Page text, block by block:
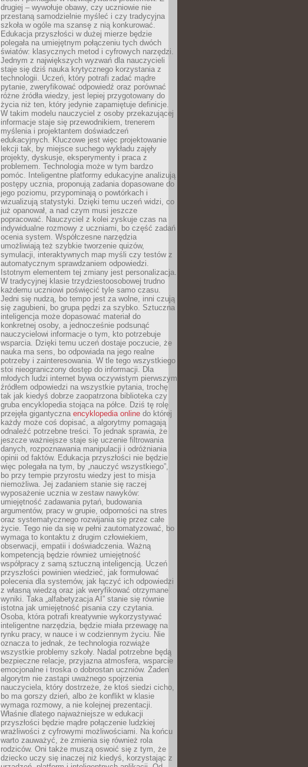
drugiej – wywołuje obawy, czy uczniowie nie
przestaną samodzielnie myśleć i czy tradycyjna
szkoła w ogóle ma szansę z nią konkurować.
Edukacja przyszłości w dużej mierze będzie
polegała na umiejętnym połączeniu tych dwóch
światów: klasycznych metod i cyfrowych narzędzi.
Jednym z największych wyzwań dla nauczycieli
staje się dziś nauka krytycznego korzystania z
technologii. Uczeń, który potrafi zadać mądre
pytanie, zweryfikować odpowiedź oraz porównać
różne źródła wiedzy, jest lepiej przygotowany do
życia niż ten, który jedynie zapamiętuje definicje.
W takim modelu nauczyciel z osoby przekazującej
informacje staje się przewodnikiem, trenerem
myślenia i projektantem doświadczeń
edukacyjnych. Kluczowe jest więc projektowanie
lekcji tak, by miejsce suchego wykładu zajęły
projekty, dyskusje, eksperymenty i praca z
problemem. Technologia może w tym bardzo
pomóc. Inteligentne platformy edukacyjne analizują
postępy ucznia, proponują zadania dopasowane do
jego poziomu, przypominają o powtórkach i
wizualizują statystyki. Dzięki temu uczeń widzi, co
już opanował, a nad czym musi jeszcze
popracować. Nauczyciel z kolei zyskuje czas na
indywidualne rozmowy z uczniami, bo część zadań
ocenia system. Współczesne narzędzia
umożliwiają też szybkie tworzenie quizów,
symulacji, interaktywnych map myśli czy testów z
automatycznym sprawdzaniem odpowiedzi.
Istotnym elementem tej zmiany jest personalizacja.
W tradycyjnej klasie trzydziestoosobowej trudno
każdemu uczniowi poświęcić tyle samo czasu.
Jedni się nudzą, bo tempo jest za wolne, inni czują
się zagubieni, bo grupa pędzi za szybko. Sztuczna
inteligencja może dopasować materiał do
konkretnej osoby, a jednocześnie podsunąć
nauczycielowi informacje o tym, kto potrzebuje
wsparcia. Dzięki temu uczeń dostaje poczucie, że
nauka ma sens, bo odpowiada na jego realne
potrzeby i zainteresowania. W tle tego wszystkiego
stoi nieograniczony dostęp do informacji. Dla
młodych ludzi internet bywa oczywistym pierwszym
źródłem odpowiedzi na wszystkie pytania, trochę
tak jak kiedyś dobrze zaopatrzona biblioteka czy
gruba encyklopedia stojąca na półce. Dziś tę rolę
przejęła gigantyczna encyklopedia online do której
każdy może coś dopisać, a algorytmy pomagają
odnaleźć potrzebne treści. To jednak sprawia, że
jeszcze ważniejsze staje się uczenie filtrowania
danych, rozpoznawania manipulacji i odróżniania
opinii od faktów. Edukacja przyszłości nie będzie
więc polegała na tym, by „nauczyć wszystkiego”,
bo przy tempie przyrostu wiedzy jest to misja
niemożliwa. Jej zadaniem stanie się raczej
wyposażenie ucznia w zestaw nawyków:
umiejętność zadawania pytań, budowania
argumentów, pracy w grupie, odporności na stres
oraz systematycznego rozwijania się przez całe
życie. Tego nie da się w pełni zautomatyzować, bo
wymaga to kontaktu z drugim człowiekiem,
obserwacji, empatii i doświadczenia. Ważną
kompetencją będzie również umiejętność
współpracy z samą sztuczną inteligencją. Uczeń
przyszłości powinien wiedzieć, jak formułować
polecenia dla systemów, jak łączyć ich odpowiedzi
z własną wiedzą oraz jak weryfikować otrzymane
wyniki. Taka „alfabetyzacja AI” stanie się równie
istotna jak umiejętność pisania czy czytania.
Osoba, która potrafi kreatywnie wykorzystywać
inteligentne narzędzia, będzie miała przewagę na
rynku pracy, w nauce i w codziennym życiu. Nie
oznacza to jednak, że technologia rozwiąże
wszystkie problemy szkoły. Nadal potrzebne będą
bezpieczne relacje, przyjazna atmosfera, wsparcie
emocjonalne i troska o dobrostan uczniów. Żaden
algorytm nie zastąpi uważnego spojrzenia
nauczyciela, który dostrzeże, że ktoś siedzi cicho,
bo ma gorszy dzień, albo że konflikt w klasie
wymaga rozmowy, a nie kolejnej prezentacji.
Właśnie dlatego najważniejsze w edukacji
przyszłości będzie mądre połączenie ludzkiej
wrażliwości z cyfrowymi możliwościami. Na końcu
warto zauważyć, że zmienia się również rola
rodziców. Oni także muszą oswoić się z tym, że
dziecko uczy się inaczej niż kiedyś, korzystając z